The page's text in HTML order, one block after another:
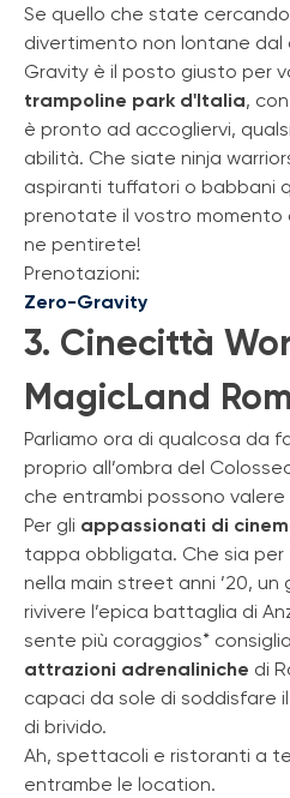
Se quello che state
divertimento non lontane
Gravity è il posto giusto per
trampoline park d'Italia,
è pronto ad accogliervi,
abilità. Che siate ninja
aspiranti tuffatori o babbani
prenotate il vostro momento
ne pentirete!
Prenotazioni:
Zero-Gravity
3. Cinecittà
MagicLand
Parliamo ora di qualcosa da
proprio all’ombra del
che entrambi possono valere
Per gli appassionati di
tappa obbligata. Che sia
nella main street anni ’20,
rivivere l’epica battaglia di
sente più coraggios*
attrazioni adrenaliniche di
capaci da sole di soddisfare
di brivido.
Ah, spettacoli e ristoranti a
entrambe le location.